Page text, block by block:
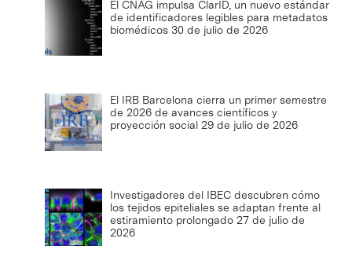
El CNAG impulsa ClarID, un nuevo estándar
de identificadores legibles para metadatos
biomédicos 30 de julio de 2026
El IRB Barcelona cierra un primer semestre
de 2026 de avances científicos y
proyección social 29 de julio de 2026
Investigadores del IBEC descubren cómo
los tejidos epiteliales se adaptan frente al
estiramiento prolongado 27 de julio de
2026